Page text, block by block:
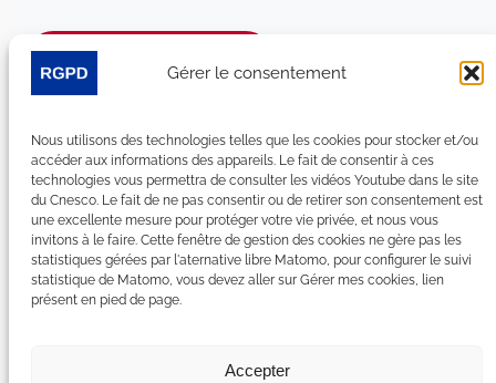
Gérer le consentement
Nous utilisons des technologies telles que les cookies pour stocker et/ou
accéder aux informations des appareils. Le fait de consentir à ces
technologies vous permettra de consulter les vidéos Youtube dans le site
du Cnesco. Le fait de ne pas consentir ou de retirer son consentement est
une excellente mesure pour protéger votre vie privée, et nous vous
invitons à le faire. Cette fenêtre de gestion des cookies ne gère pas les
statistiques gérées par l'aternative libre Matomo, pour configurer le suivi
statistique de Matomo, vous devez aller sur Gérer mes cookies, lien
présent en pied de page.
Accepter
Je m’abonne à la newsletter
LinkedIn
YouTube
Facebook
Bluesky
Nous rejoindre